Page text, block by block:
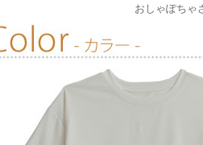
おしゃぽちゃ